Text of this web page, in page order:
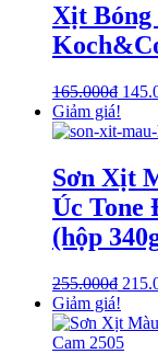
Xịt Bóng
165.000₫
Giảm giá!
Sơn Xịt
Úc Tone
(hộp
255.000₫
Giảm giá!